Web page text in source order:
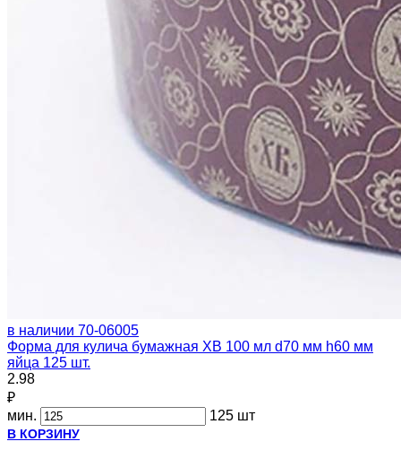
в наличии 70-06005
Форма для кулича бумажная ХВ 100 мл d70 мм h60 мм
яйца 125 шт.
2.98
₽
мин.
125 шт
В КОРЗИНУ